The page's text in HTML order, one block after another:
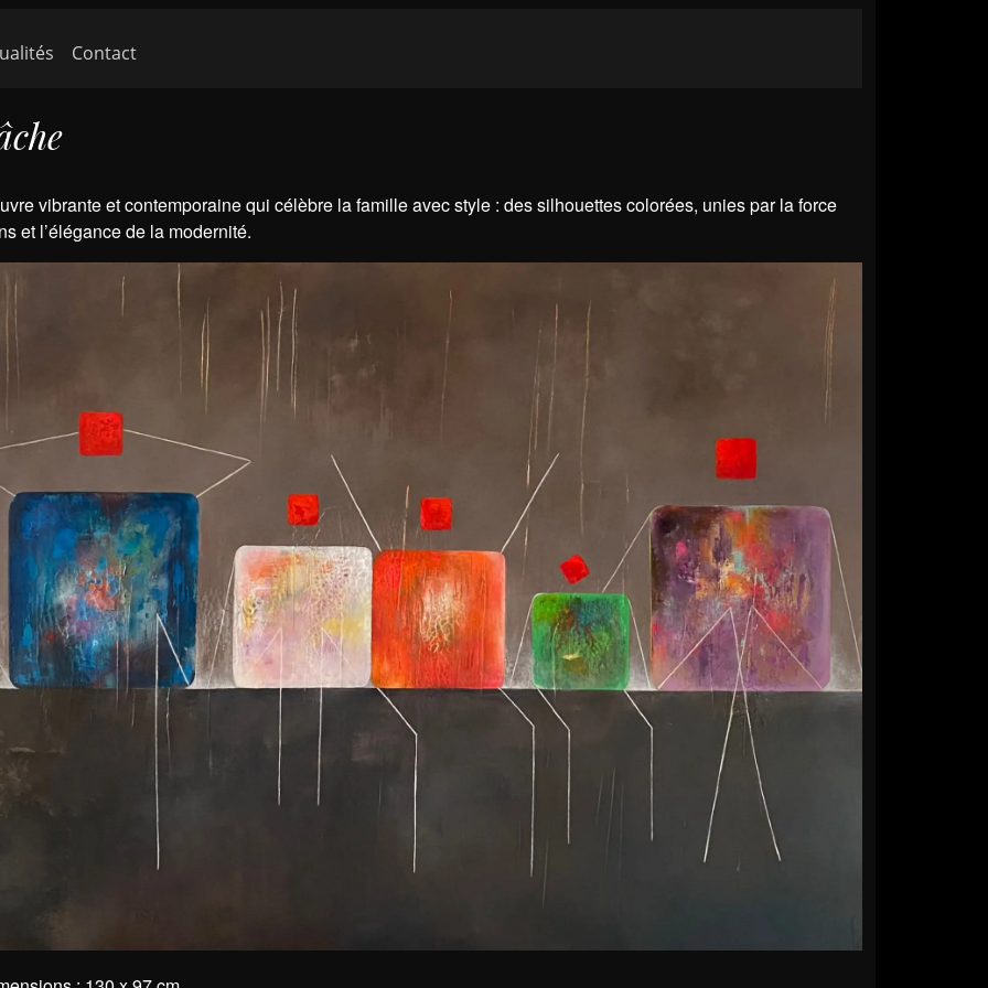
Contact
vibrante et contemporaine qui célèbre la famille avec style : des silhouettes colorées, unies par la force
et l’élégance de la modernité.